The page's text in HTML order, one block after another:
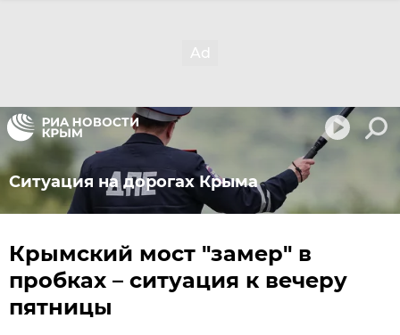
Ситуация на дорогах Крыма
Крымский мост "замер" в
пробках – ситуация к вечеру
пятницы